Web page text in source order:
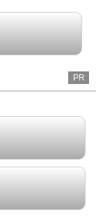
PR